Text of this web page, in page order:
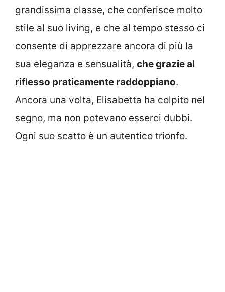
grandissima classe, che conferisce molto
stile al suo living, e che al tempo stesso ci
consente di apprezzare ancora di più la
sua eleganza e sensualità, che grazie al
riflesso praticamente raddoppiano.
Ancora una volta, Elisabetta ha colpito nel
segno, ma non potevano esserci dubbi.
Ogni suo scatto è un autentico trionfo.